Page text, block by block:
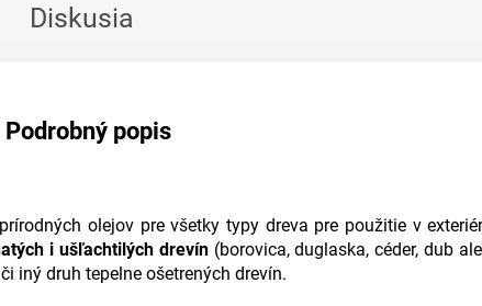
Diskusia
Podrobný popis
olejov pre všetky typy dreva pre použitie v
i ušľachtilých drevín(borovica, duglaska, céder, dub
iný druh tepelne ošetrených drevín.